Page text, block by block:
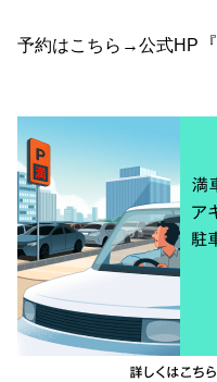
予約はこちら→公式HP 『